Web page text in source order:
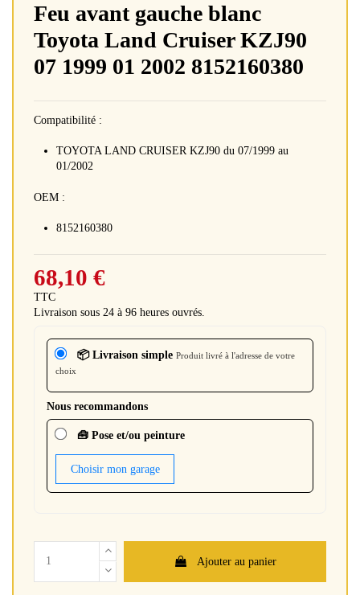
Feu avant gauche blanc
Toyota Land Cruiser KZJ90
07 1999 01 2002 8152160380
Compatibilité :
TOYOTA LAND CRUISER KZJ90 du 07/1999 au
01/2002
OEM :
8152160380
68,10 €
TTC
Livraison sous 24 à 96 heures ouvrés.
📦 Livraison simple Produit livré à l'adresse de votre
choix
Nous recommandons
🧰 Pose et/ou peinture
Choisir mon garage
Ajouter au panier